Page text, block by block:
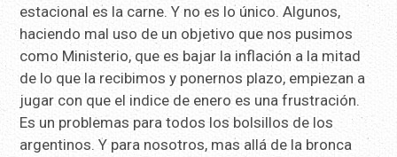
estacional es la carne. Y no es lo único. Algunos,
haciendo mal uso de un objetivo que nos pusimos
como Ministerio, que es bajar la inflación a la mitad
de lo que la recibimos y ponernos plazo, empiezan a
jugar con que el indice de enero es una frustración.
Es un problemas para todos los bolsillos de los
argentinos. Y para nosotros, mas allá de la bronca